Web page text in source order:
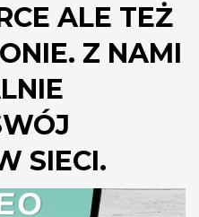
ALE TEŻ
Z NAMI
SIECI.